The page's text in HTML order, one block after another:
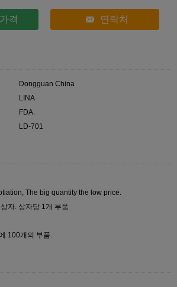
격 연락처
Dongguan China
LINA
FDA.
LD-701
The big quantity the low price.
자. 상자당 1개 부품
100개의 부품.